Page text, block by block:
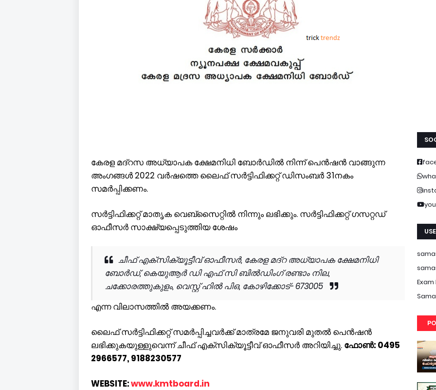
കേരള മദ്‌റസ അധ്യാപക ക്ഷേമനിധി ബോര്‍ഡില്‍ നിന്ന് പെന്‍ഷന്‍ വാങ്ങുന്ന
അംഗങ്ങള്‍ 2022 വര്‍ഷത്തെ ലൈഫ് സര്‍ട്ടിഫിക്കറ്റ് ഡിസംബര്‍ 31നകം
സമര്‍പ്പിക്കണം.
സര്‍ട്ടിഫിക്കറ്റ് മാതൃക വെബ്‌സൈറ്റില്‍ നിന്നും ലഭിക്കും. സര്‍ട്ടിഫിക്കറ്റ് ഗസറ്റഡ്
ഓഫീസര്‍ സാക്ഷ്യപ്പെടുത്തിയ ശേഷം
ചീഫ് എക്‌സിക്യൂട്ടീവ് ഓഫീസര്‍, കേരള മദ്‌റ അധ്യാപക ക്ഷേമനിധി
ബോര്‍ഡ്, കെയുആര്‍ ഡി എഫ് സി ബില്‍ഡിംഗ് രണ്ടാം നില,
ചക്കോരത്തുകുളം, വെസ്റ്റ് ഹില്‍ പിഒ, കോഴിക്കോട്- 673005
എന്ന വിലാസത്തില്‍ അയക്കണം.
ലൈഫ് സര്‍ട്ടിഫിക്കറ്റ് സമര്‍പ്പിച്ചവര്‍ക്ക് മാത്രമേ ജനുവരി മുതല്‍ പെന്‍ഷന്‍
ലഭിക്കുകയുള്ളുവെന്ന് ചീഫ് എക്‌സിക്യൂട്ടീവ് ഓഫീസര്‍ അറിയിച്ചു. ഫോണ്‍: 0495
2966577, 9188230577
WEBSITE:www.kmtboard.in
Exam